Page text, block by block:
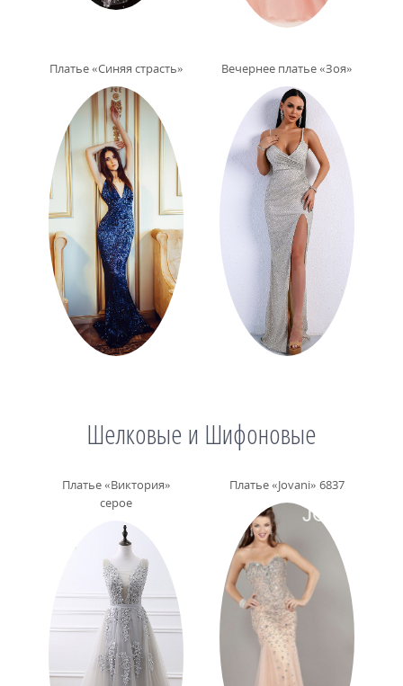
Платье «Синяя страсть» Вечернее платье «Зоя»
Шелковые и Шифоновые
Платье «Виктория»
серое
Платье «Jovani» 6837